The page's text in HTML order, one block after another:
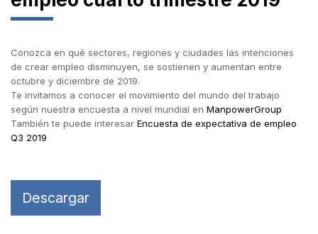
Conozca en qué sectores, regiones y ciudades las intenciones
de crear empleo disminuyen, se sostienen y aumentan entre
octubre y diciembre de 2019.
Te invitamos a conocer el movimiento del mundo del trabajo
según nuestra encuesta a nivel mundial en ManpowerGroup
También te puede interesar Encuesta de expectativa de empleo
Q3 2019
Descargar